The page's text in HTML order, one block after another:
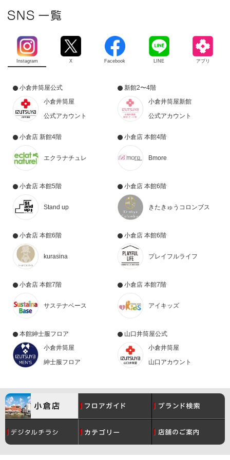
Instagram X Facebook LINE アプリ
小倉井筒屋公式
小倉井筒屋
公式アカウント
新館2〜4階
小倉井筒屋新館
公式アカウント
小倉店 新館4階
エクラナチュレ
小倉店 本館4階
Bmore
小倉店 本館5階
Stand up
小倉店 本館6階
きたきゅうコロンブス
小倉店 本館6階
kurasina
小倉店 本館6階
プレイフルライフ
小倉店 本館7階
サステナベース
小倉店 本館7階
アイキッズ
本館紳士服フロア
小倉井筒屋
紳士服フロア
山口井筒屋公式
小倉井筒屋
山口アカウント